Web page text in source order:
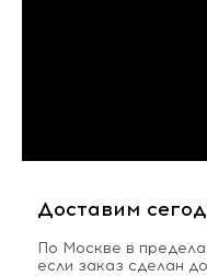
Доставим
По Москве в
если заказ сделан